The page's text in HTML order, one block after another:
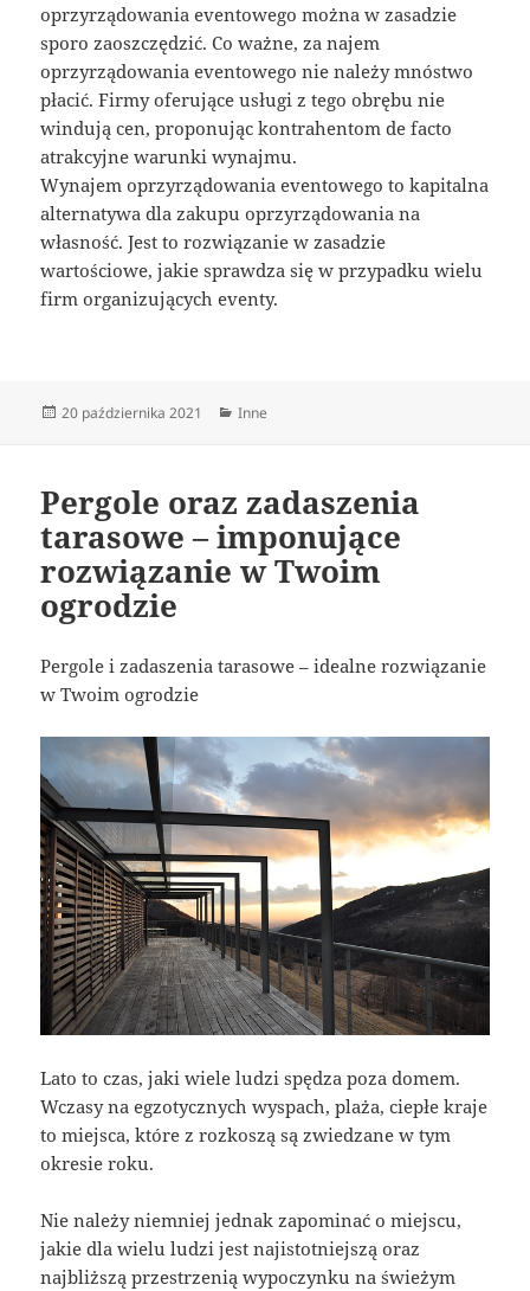
oprzyrządowania eventowego można w zasadzie
sporo zaoszczędzić. Co ważne, za najem
oprzyrządowania eventowego nie należy mnóstwo
płacić. Firmy oferujące usługi z tego obrębu nie
windują cen, proponując kontrahentom de facto
atrakcyjne warunki wynajmu.
Wynajem oprzyrządowania eventowego to kapitalna
alternatywa dla zakupu oprzyrządowania na
własność. Jest to rozwiązanie w zasadzie
wartościowe, jakie sprawdza się w przypadku wielu
firm organizujących eventy.
Data
20 października 2021 Kategorie
Inne
Pergole oraz zadaszenia
tarasowe – imponujące
rozwiązanie w Twoim
ogrodzie
Pergole i zadaszenia tarasowe – idealne rozwiązanie
w Twoim ogrodzie
Lato to czas, jaki wiele ludzi spędza poza domem.
Wczasy na egzotycznych wyspach, plaża, ciepłe kraje
to miejsca, które z rozkoszą są zwiedzane w tym
okresie roku.
Nie należy niemniej jednak zapominać o miejscu,
jakie dla wielu ludzi jest najistotniejszą oraz
najbliższą przestrzenią wypoczynku na świeżym